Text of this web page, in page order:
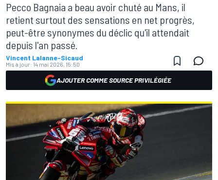
Pecco Bagnaia a beau avoir chuté au Mans, il
retient surtout des sensations en net progrès,
peut-être synonymes du déclic qu'il attendait
depuis l'an passé.
Vincent Lalanne-Sicaud
Mis à jour: 14 mai 2026, 15:50
AJOUTER COMME SOURCE PRIVILÉGIÉE